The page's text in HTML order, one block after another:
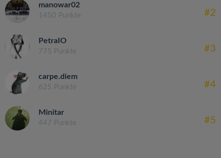
manowar02
1450 Punkte #2
PetraIO
775 Punkte #3
carpe.diem
625 Punkte #4
Minitar
447 Punkte #5